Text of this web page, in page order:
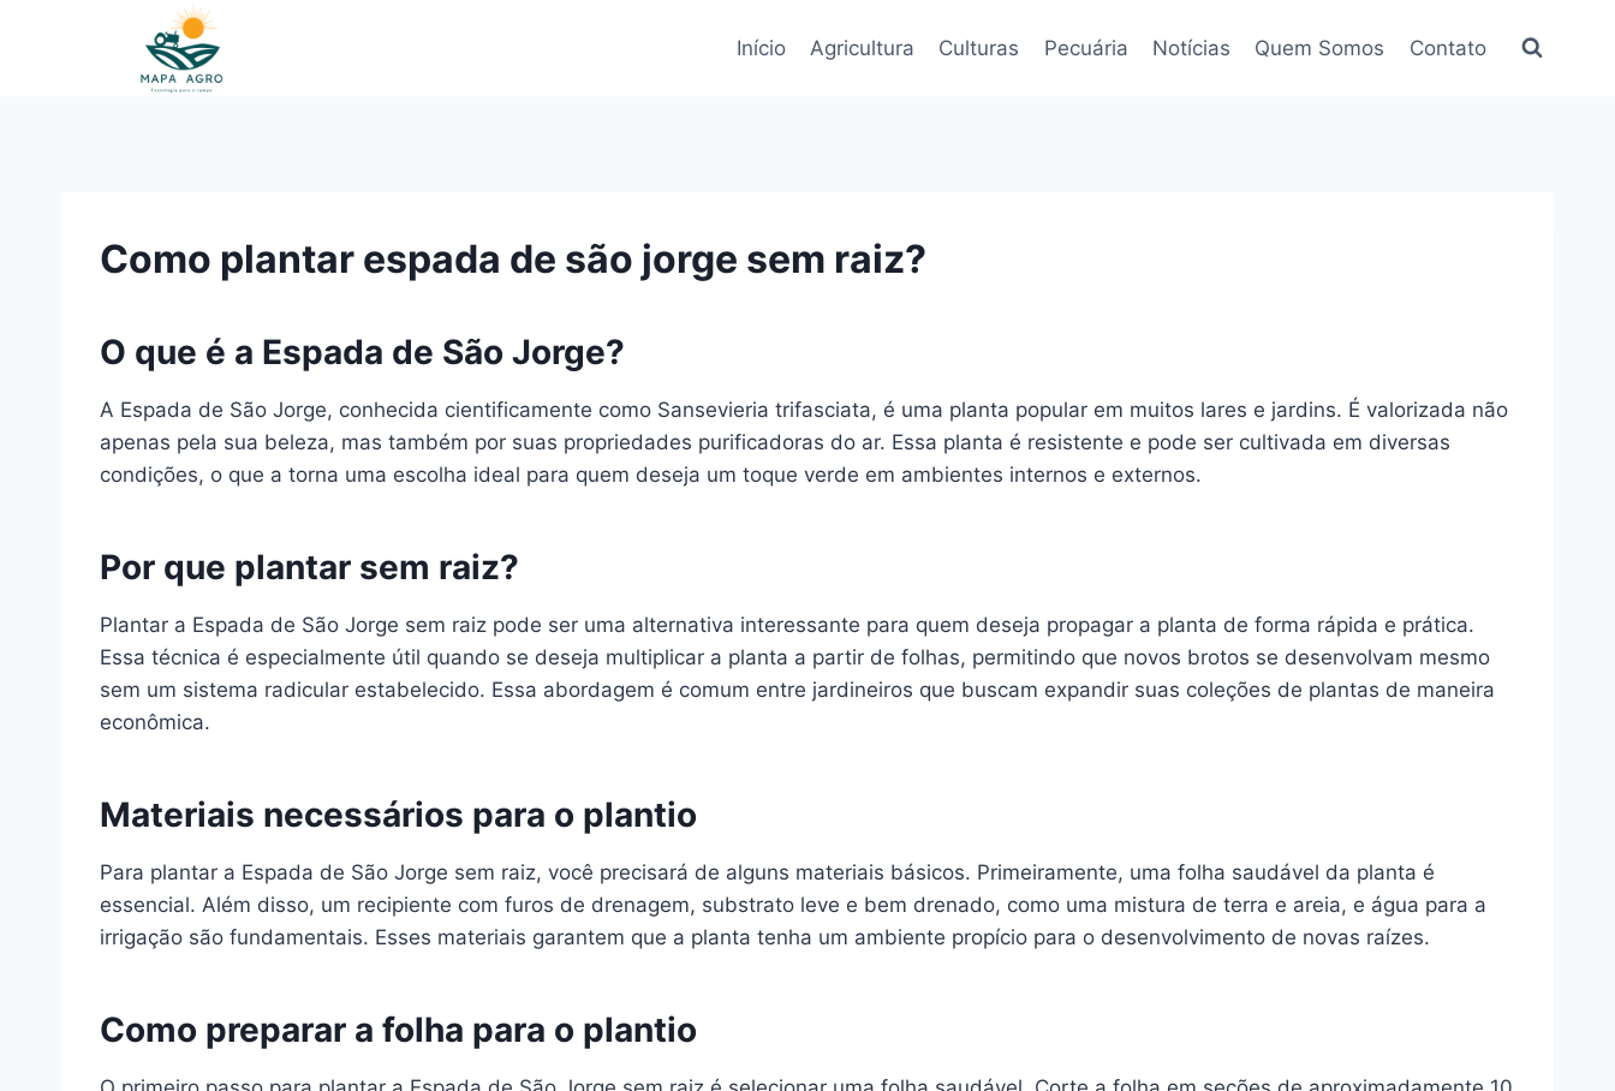
Início Agricultura Culturas Pecuária Notícias Quem Somos Contato
Como plantar espada de são jorge sem raiz?
O que é a Espada de São Jorge?
A Espada de São Jorge, conhecida cientificamente como Sansevieria trifasciata, é uma planta popular em muitos lares e jardins. É valorizada não
apenas pela sua beleza, mas também por suas propriedades purificadoras do ar. Essa planta é resistente e pode ser cultivada em diversas
condições, o que a torna uma escolha ideal para quem deseja um toque verde em ambientes internos e externos.
Por que plantar sem raiz?
Plantar a Espada de São Jorge sem raiz pode ser uma alternativa interessante para quem deseja propagar a planta de forma rápida e prática.
Essa técnica é especialmente útil quando se deseja multiplicar a planta a partir de folhas, permitindo que novos brotos se desenvolvam mesmo
sem um sistema radicular estabelecido. Essa abordagem é comum entre jardineiros que buscam expandir suas coleções de plantas de maneira
econômica.
Materiais necessários para o plantio
Para plantar a Espada de São Jorge sem raiz, você precisará de alguns materiais básicos. Primeiramente, uma folha saudável da planta é
essencial. Além disso, um recipiente com furos de drenagem, substrato leve e bem drenado, como uma mistura de terra e areia, e água para a
irrigação são fundamentais. Esses materiais garantem que a planta tenha um ambiente propício para o desenvolvimento de novas raízes.
Como preparar a folha para o plantio